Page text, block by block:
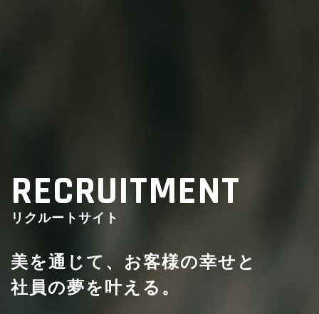
RECRUITMENT
リクルートサイト
美を通じて、お客様の幸せと
社員の夢を叶える。